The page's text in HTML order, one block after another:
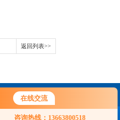
在线交流
咨询热线：13663800518
返回列表>>